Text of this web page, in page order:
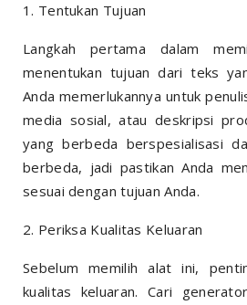
1. Tentukan Tujuan
Langkah pertama dalam
menentukan tujuan dari teks
Anda memerlukannya untuk
media sosial, atau deskripsi
yang berbeda berspesialisasi
berbeda, jadi pastikan Anda
sesuai dengan tujuan Anda.
2. Periksa Kualitas Keluaran
Sebelum memilih alat ini,
kualitas keluaran. Cari